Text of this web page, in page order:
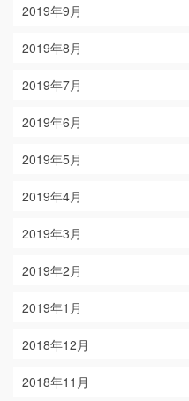
2019年9月
2019年8月
2019年7月
2019年6月
2019年5月
2019年4月
2019年3月
2019年2月
2019年1月
2018年12月
2018年11月